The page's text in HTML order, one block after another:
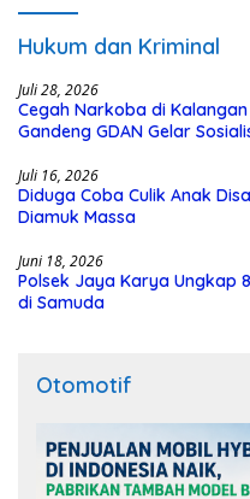
Hukum dan Kriminal
Juli 28, 2026
Cegah Narkoba di Kalangan
Gandeng GDAN Gelar
Juli 16, 2026
Diduga Coba Culik Anak
Diamuk Massa
Juni 18, 2026
Polsek Jaya Karya Ungkap
di Samuda
Otomotif